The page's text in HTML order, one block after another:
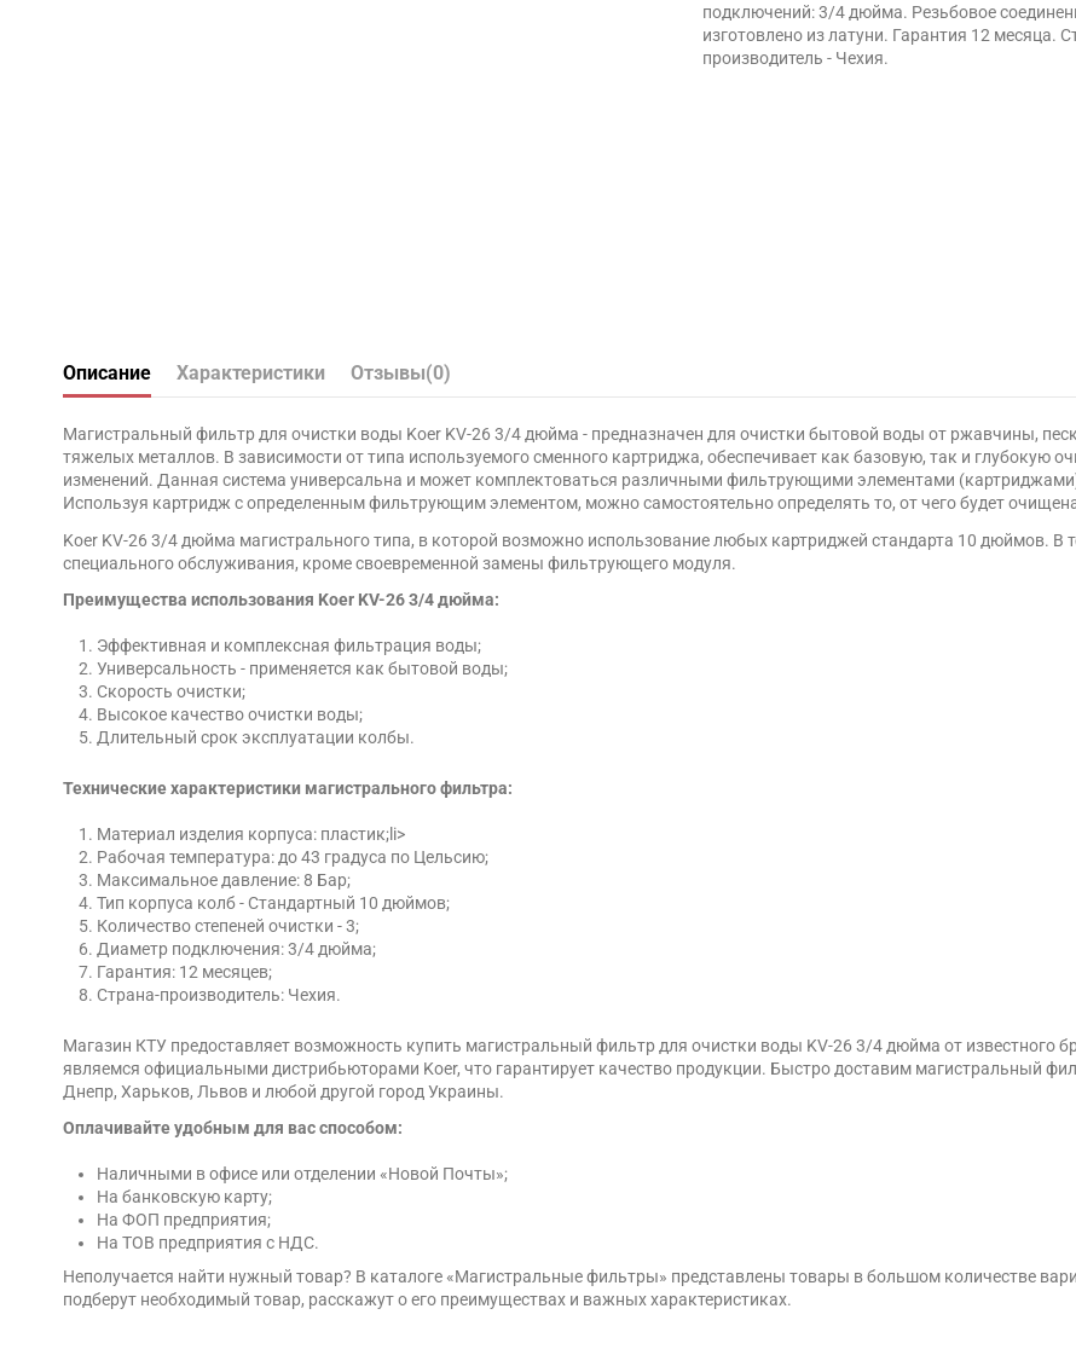
подключений: 3/4 дюйма. Резьбовое
изготовлено из латуни. Гарантия 12 месяца.
производитель - Чехия.
Описание Характеристики Отзывы(0)
Магистральный фильтр для очистки воды Koer KV-26 3/4 дюйма - предназначен для очистки бытовой воды от ржавчины,
тяжелых металлов. В зависимости от типа используемого сменного картриджа, обеспечивает как базовую, так и глубокую
изменений. Данная система универсальна и может комплектоваться различными фильтрующими элементами
Используя картридж с определенным фильтрующим элементом, можно самостоятельно определять то, от чего будет
Koer KV-26 3/4 дюйма магистрального типа, в которой возможно использование любых картриджей стандарта 10 дюймов. В
специального обслуживания, кроме своевременной замены фильтрующего модуля.
Преимущества использования Koer KV-26 3/4 дюйма:
Эффективная и комплексная фильтрация воды;
Универсальность - применяется как бытовой воды;
Скорость очистки;
Высокое качество очистки воды;
Длительный срок эксплуатации колбы.
Технические характеристики магистрального фильтра:
Материал изделия корпуса: пластик;li>
Рабочая температура: до 43 градуса по Цельсию;
Максимальное давление: 8 Бар;
Тип корпуса колб - Стандартный 10 дюймов;
Количество степеней очистки - 3;
Диаметр подключения: 3/4 дюйма;
Гарантия: 12 месяцев;
Страна-производитель: Чехия.
Магазин КТУ предоставляет возможность купить магистральный фильтр для очистки воды KV-26 3/4 дюйма от известного
являемся официальными дистрибьюторами Koer, что гарантирует качество продукции. Быстро доставим магистральный
Днепр, Харьков, Львов и любой другой город Украины.
Оплачивайте удобным для вас способом:
Наличными в офисе или отделении «Новой Почты»;
На банковскую карту;
На ФОП предприятия;
На ТОВ предприятия с НДС.
Неполучается найти нужный товар? В каталоге «Магистральные фильтры» представлены товары в большом количестве
подберут необходимый товар, расскажут о его преимуществах и важных характеристиках.